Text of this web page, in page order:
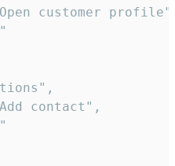
customer
contact",